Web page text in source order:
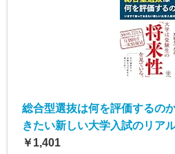
総合型選抜は何を評価するの
きたい新しい大学入試のリア
￥1,401